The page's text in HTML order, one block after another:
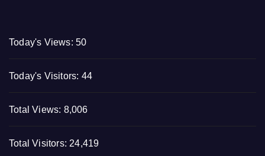
Today's Views: 50
Today's Visitors: 44
Total Views: 8,006
Total Visitors:24,419